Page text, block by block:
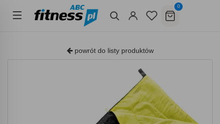
0
powrót do listy produktów